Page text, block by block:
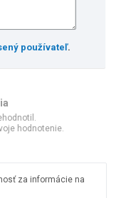
používateľ.
hodnotenie.
za informácie na